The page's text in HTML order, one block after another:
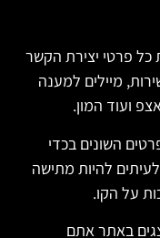
פרטי יצירת הקשר
מיילים למענה
ועוד המון.
השונים בכדי
להיות מתישה
על הקו.
באתר אתם